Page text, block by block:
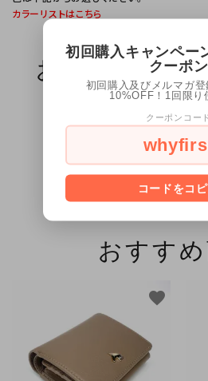
カラーリストはこちら
お客様のレビ
createレビューを
おすす
favorite
初回購入キャンペー
クーポン
初回購入及びメルマガ
10%OFF！1回限り
クーポンコー
コードをコ